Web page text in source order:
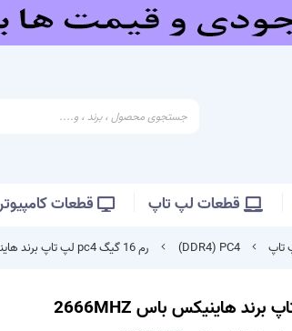
قطعات لپ تاپ قطعات
تاپ DDR4) PC4) رم 16 گیگ pc4 لپ تاپ برند هاینیکس باس 2666MHZ